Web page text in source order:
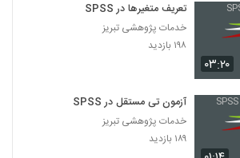
024019 - آموزش SPSS سری دوم
۰۳:۲۰
تعریف متغیرها در SPSS
خدمات پژوهشی تبریز
۱۹۸ بازدید
آزمون تی مستقل در SPSS
خدمات پژوهشی تبریز
۱۸۹ بازدید